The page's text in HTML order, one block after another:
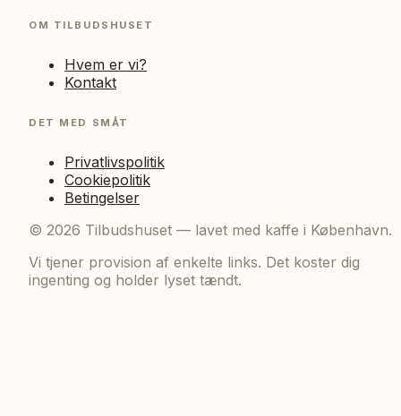
OM TILBUDSHUSET
Hvem er vi?
Kontakt
DET MED SMÅT
Privatlivspolitik
Cookiepolitik
Betingelser
© 2026 Tilbudshuset — lavet med kaffe i København.
Vi tjener provision af enkelte links. Det koster dig
ingenting og holder lyset tændt.